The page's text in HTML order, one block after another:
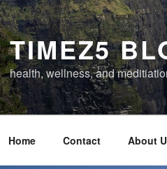
TIMEZ5
health, wellness, and
Home Contact About